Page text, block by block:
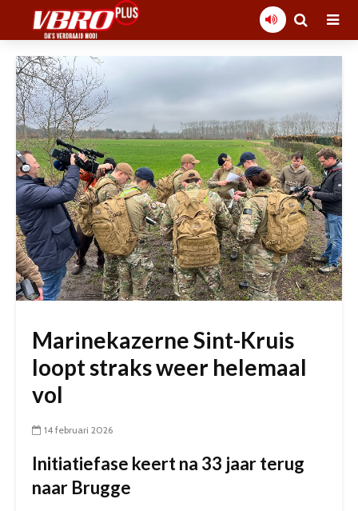
Marinekazerne Sint-Kruis
loopt straks weer helemaal
vol
14 februari 2026
Initiatiefase keert na 33 jaar terug
naar Brugge